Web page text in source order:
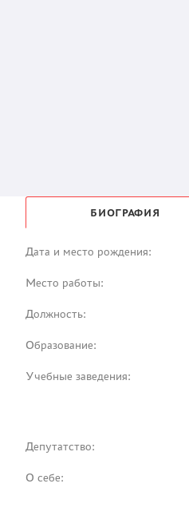
БИОГРАФИЯ
Дата и место рождения:
Место работы:
Должность:
Образование:
Учебные заведения:
Депутатство:
О себе: